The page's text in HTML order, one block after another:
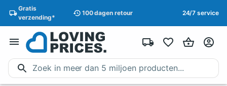
Gratis
verzending*
100 dagen retour 24/7 service